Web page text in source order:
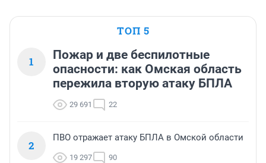
ТОП 5
1
Пожар и две беспилотные
опасности: как Омская область
пережила вторую атаку БПЛА
29 691 22
2
ПВО отражает атаку БПЛА в Омской области
19 297 90